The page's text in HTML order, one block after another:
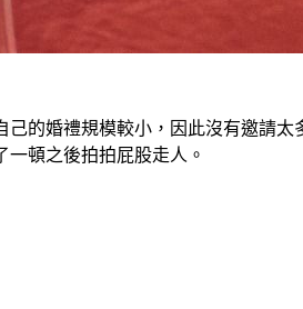
己的婚禮規模較小，因此沒有邀請
頓之後拍拍屁股走人。